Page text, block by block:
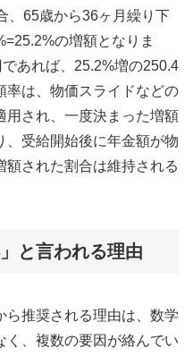
、65歳から36ヶ月繰り下
の増額となりま
あれば、25.2%増の250.4
率は、物価スライドなどの
用され、一度決まった増額
、受給開始後に年金額が物
された割合は維持される
と言われる理由
ら推奨される理由は、数学
く、複数の要因が絡んでい